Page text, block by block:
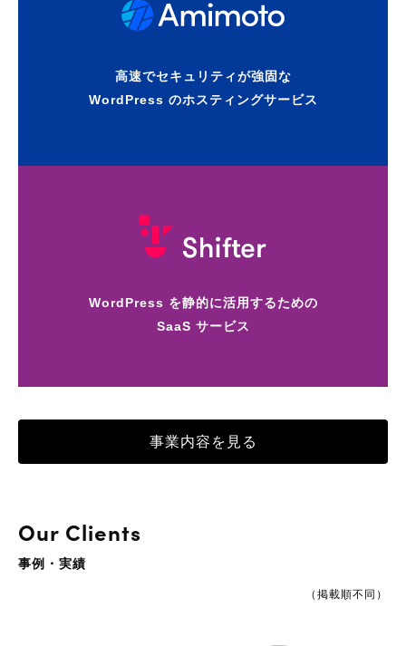
高速でセキュリティが強固な
WordPress のホスティングサービス
WordPress を静的に活用するための
SaaS サービス
事業内容を見る
Our Clients
事例・実績